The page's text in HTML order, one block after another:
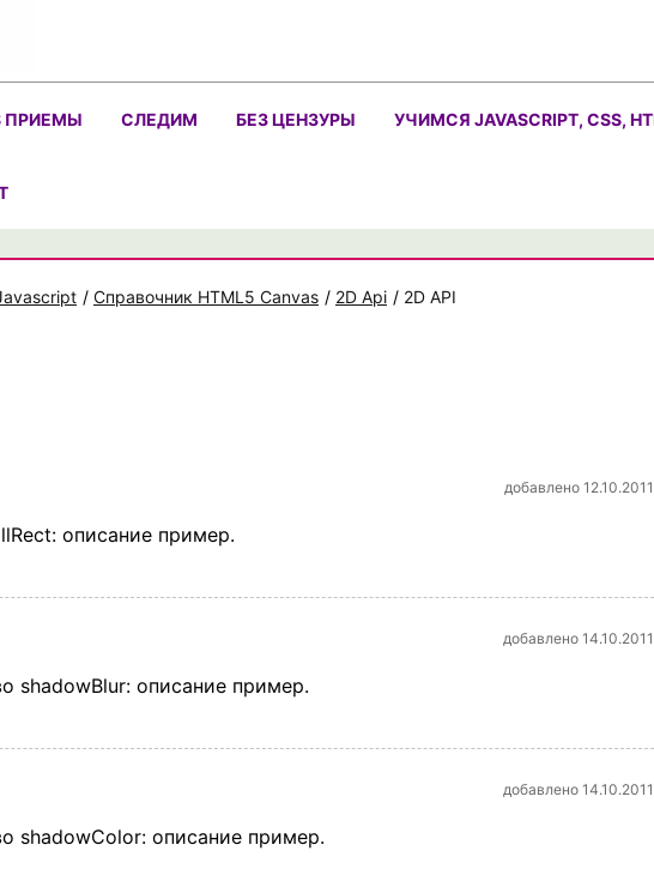
ПРИЕМЫ СЛЕДИМ БЕЗ ЦЕНЗУРЫ УЧИМСЯ JAVASCRIPT, CSS,
/ Справочник HTML5 Canvas / 2D Api / 2D API
добавлено 12.10.2011
описание пример.
добавлено 14.10.2011
shadowBlur: описание пример.
добавлено 14.10.2011
shadowColor: описание пример.